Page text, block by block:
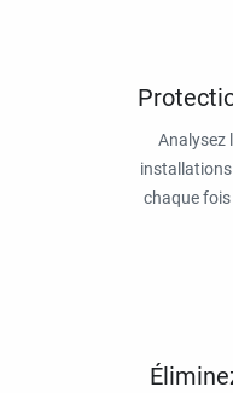
Analysez
chaque